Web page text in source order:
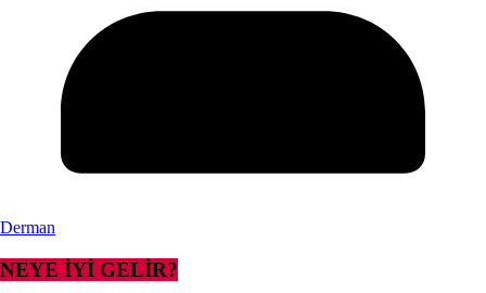
Derman
NEYE İYİ GELİR?